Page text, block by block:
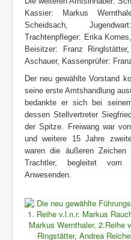
Kassier: Markus
Scheidsach,
Trachtenpfleger: Erika
Beisitzer: Franz
Aschauer, Kassenprüfer:
Der neu gewählte Vorstand
seine erste Amtshandlung
bedankte er sich bei
dessen Stellvertreter
der Spitze. Freiwang war
und weitere 15 Jahre
waren die äußeren
Trachtler, begleitet vom
Anwesenden.